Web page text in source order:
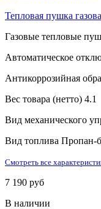
Тепловая пушка
Газовые тепловые
Автоматическое
Антикоррозийная
Вес товара (нетто) 4.1
Вид механического
Вид топлива Пропан-
Смотреть все
7 190 руб
В наличии